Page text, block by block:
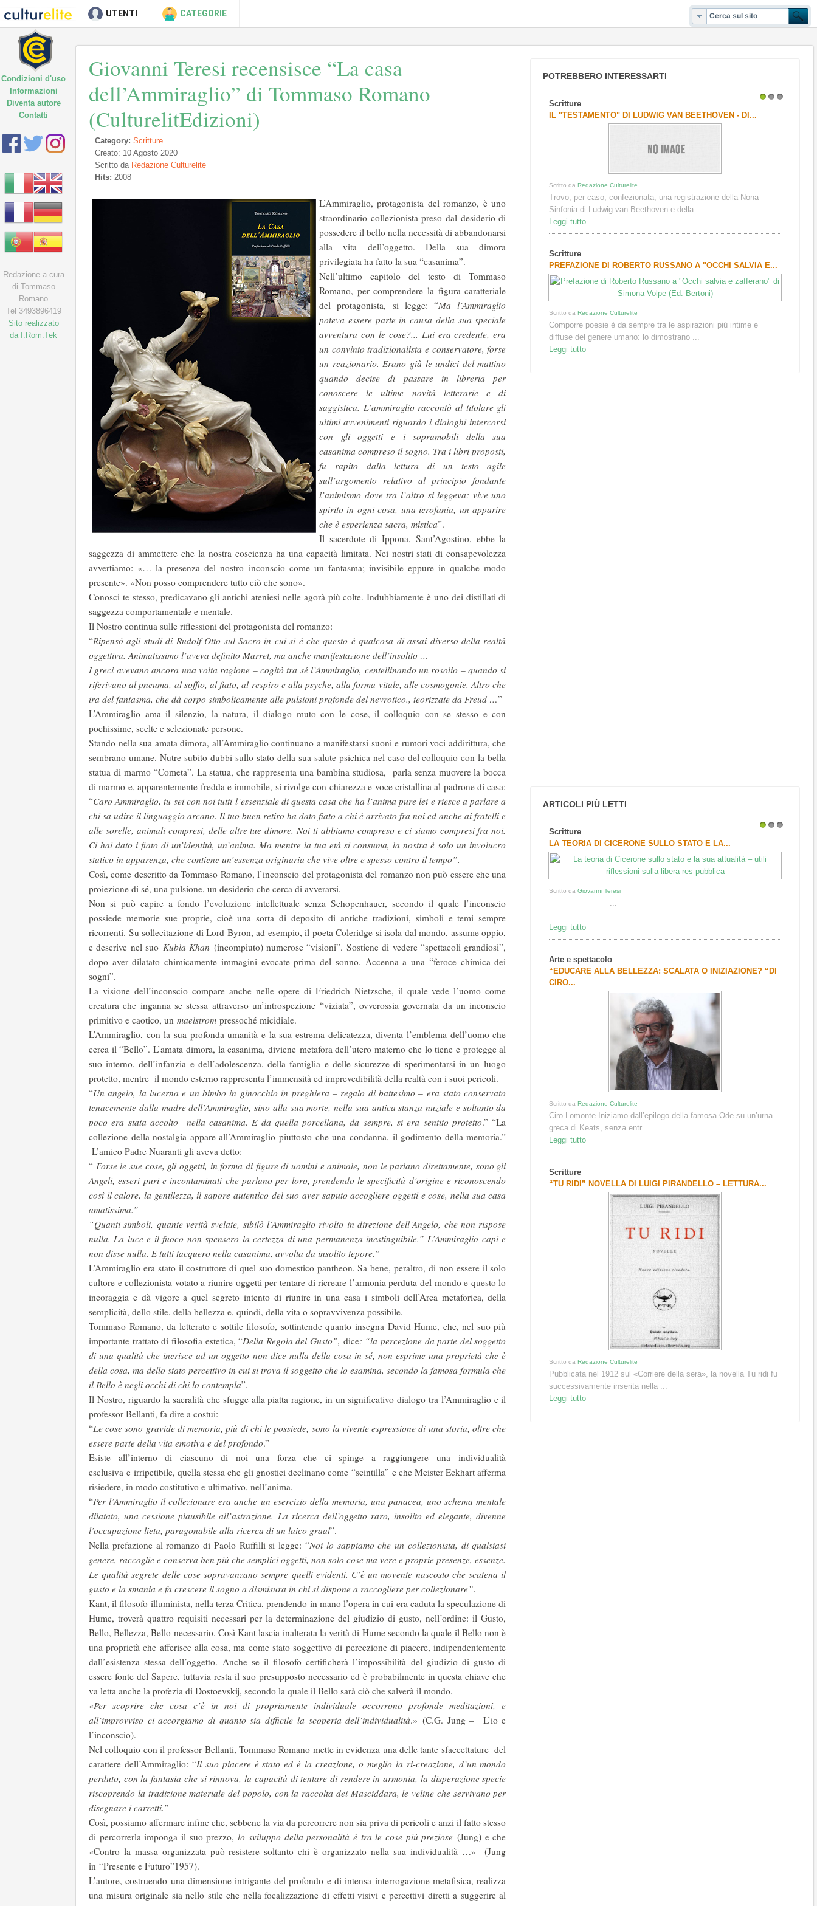
UTENTI CATEGORIE
Giovanni Teresi recensisce “La casa
dell’Ammiraglio” di Tommaso Romano
(CulturelitEdizioni)
Category: Scritture
Creato: 10 Agosto 2020
Scritto da Redazione Culturelite
Hits: 2008
L’Ammiraglio, protagonista del romanzo, è uno
straordinario collezionista preso dal desiderio di
possedere il bello nella necessità di abbandonarsi
alla vita dell’oggetto. Della sua dimora
privilegiata ha fatto la sua “casanima”.
Nell’ultimo capitolo del testo di Tommaso
Romano, per comprendere la figura caratteriale
del protagonista, si legge: “Ma l’Ammiraglio
poteva essere parte in causa della sua speciale
avventura con le cose?... Lui era credente, era
un convinto tradizionalista e conservatore, forse
un reazionario. Erano già le undici del mattino
quando decise di passare in libreria per
conoscere le ultime novità letterarie e di
saggistica. L’ammiraglio raccontò al titolare gli
ultimi avvenimenti riguardo i dialoghi intercorsi
con gli oggetti e i sopramobili della sua
casanima compreso il sogno. Tra i libri proposti,
fu rapito dalla lettura di un testo agile
sull’argomento relativo al principio fondante
l’animismo dove tra l’altro si leggeva: vive uno
spirito in ogni cosa, una ierofania, un apparire
che è esperienza sacra, mistica”.
Il sacerdote di Ippona, Sant’Agostino, ebbe la
saggezza di ammettere che la nostra coscienza ha una capacità limitata. Nei nostri stati di consapevolezza
avvertiamo: «… la presenza del nostro inconscio come un fantasma; invisibile eppure in qualche modo
presente». «Non posso comprendere tutto ciò che sono».
Conosci te stesso, predicavano gli antichi ateniesi nelle agorà più colte. Indubbiamente è uno dei distillati di
saggezza comportamentale e mentale.
Il Nostro continua sulle riflessioni del protagonista del romanzo:
“Ripensò agli studi di Rudolf Otto sul Sacro in cui si è che questo è qualcosa di assai diverso della realtà
oggettiva. Animatissimo l’aveva definito Marret, ma anche manifestazione dell’insolito …
I greci avevano ancora una volta ragione – cogitò tra sé l’Ammiraglio, centellinando un rosolio – quando si
riferivano al pneuma, al soffio, al fiato, al respiro e alla psyche, alla forma vitale, alle cosmogonie. Altro che
ira del fantasma, che dà corpo simbolicamente alle pulsioni profonde del nevrotico., teorizzate da Freud …”
L’Ammiraglio ama il silenzio, la natura, il dialogo muto con le cose, il colloquio con se stesso e con
pochissime, scelte e selezionate persone.
Stando nella sua amata dimora, all’Ammiraglio continuano a manifestarsi suoni e rumori voci addirittura, che
sembrano umane. Nutre subito dubbi sullo stato della sua salute psichica nel caso del colloquio con la bella
statua di marmo “Cometa”. La statua, che rappresenta una bambina studiosa, parla senza muovere la bocca
di marmo e, apparentemente fredda e immobile, si rivolge con chiarezza e voce cristallina al padrone di casa:
“Caro Ammiraglio, tu sei con noi tutti l’essenziale di questa casa che ha l’anima pure lei e riesce a parlare a
chi sa udire il linguaggio arcano. Il tuo buen retiro ha dato fiato a chi è arrivato fra noi ed anche ai fratelli e
alle sorelle, animali compresi, delle altre tue dimore. Noi ti abbiamo compreso e ci siamo compresi fra noi.
Ci hai dato i fiato di un’identità, un’anima. Ma mentre la tua età si consuma, la nostra è solo un involucro
statico in apparenza, che contiene un’essenza originaria che vive oltre e spesso contro il tempo”.
Così, come descritto da Tommaso Romano, l’inconscio del protagonista del romanzo non può essere che una
proiezione di sé, una pulsione, un desiderio che cerca di avverarsi.
Non si può capire a fondo l’evoluzione intellettuale senza Schopenhauer, secondo il quale l’inconscio
possiede memorie sue proprie, cioè una sorta di deposito di antiche tradizioni, simboli e temi sempre
ricorrenti. Su sollecitazione di Lord Byron, ad esempio, il poeta Coleridge si isola dal mondo, assume oppio,
e descrive nel suo Kubla Khan (incompiuto) numerose “visioni”. Sostiene di vedere “spettacoli grandiosi”,
dopo aver dilatato chimicamente immagini evocate prima del sonno. Accenna a una “feroce chimica dei
sogni”.
La visione dell’inconscio compare anche nelle opere di Friedrich Nietzsche, il quale vede l’uomo come
creatura che inganna se stessa attraverso un’introspezione “viziata”, ovverossia governata da un inconscio
primitivo e caotico, un maelstrom pressoché micidiale.
L’Ammiraglio, con la sua profonda umanità e la sua estrema delicatezza, diventa l’emblema dell’uomo che
cerca il “Bello”. L’amata dimora, la casanima, diviene metafora dell’utero materno che lo tiene e protegge al
suo interno, dell’infanzia e dell’adolescenza, della famiglia e delle sicurezze di sperimentarsi in un luogo
protetto, mentre il mondo esterno rappresenta l’immensità ed imprevedibilità della realtà con i suoi pericoli.
“Un angelo, la lucerna e un bimbo in ginocchio in preghiera – regalo di battesimo – era stato conservato
tenacemente dalla madre dell’Ammiraglio, sino alla sua morte, nella sua antica stanza nuziale e soltanto da
poco era stata accolto nella casanima. E da quella porcellana, da sempre, si era sentito protetto.” “La
collezione della nostalgia appare all’Ammiraglio piuttosto che una condanna, il godimento della memoria.”
L’amico Padre Nuaranti gli aveva detto:
“ Forse le sue cose, gli oggetti, in forma di figure di uomini e animale, non le parlano direttamente, sono gli
Angeli, esseri puri e incontaminati che parlano per loro, prendendo le specificità d’origine e riconoscendo
così il calore, la gentilezza, il sapore autentico del suo aver saputo accogliere oggetti e cose, nella sua casa
amatissima.”
“Quanti simboli, quante verità svelate, sibilò l’Ammiraglio rivolto in direzione dell’Angelo, che non rispose
nulla. La luce e il fuoco non spensero la certezza di una permanenza inestinguibile.” L’Ammiraglio capì e
non disse nulla. E tutti tacquero nella casanima, avvolta da insolito tepore.”
L’Ammiraglio era stato il costruttore di quel suo domestico pantheon. Sa bene, peraltro, di non essere il solo
cultore e collezionista votato a riunire oggetti per tentare di ricreare l’armonia perduta del mondo e questo lo
incoraggia e dà vigore a quel segreto intento di riunire in una casa i simboli dell’Arca metaforica, della
semplicità, dello stile, della bellezza e, quindi, della vita o sopravvivenza possibile.
Tommaso Romano, da letterato e sottile filosofo, sottintende quanto insegna David Hume, che, nel suo più
importante trattato di filosofia estetica, “Della Regola del Gusto”, dice: “la percezione da parte del soggetto
di una qualità che inerisce ad un oggetto non dice nulla della cosa in sé, non esprime una proprietà che è
della cosa, ma dello stato percettivo in cui si trova il soggetto che lo esamina, secondo la famosa formula che
il Bello è negli occhi di chi lo contempla”.
Il Nostro, riguardo la sacralità che sfugge alla piatta ragione, in un significativo dialogo tra l’Ammiraglio e il
professor Bellanti, fa dire a costui:
“Le cose sono gravide di memoria, più di chi le possiede, sono la vivente espressione di una storia, oltre che
essere parte della vita emotiva e del profondo.”
Esiste all’interno di ciascuno di noi una forza che ci spinge a raggiungere una individualità
esclusiva e irripetibile, quella stessa che gli gnostici declinano come “scintilla” e che Meister Eckhart afferma
risiedere, in modo costitutivo e ultimativo, nell’anima.
“Per l’Ammiraglio il collezionare era anche un esercizio della memoria, una panacea, uno schema mentale
dilatato, una cessione plausibile all’astrazione. La ricerca dell’oggetto raro, insolito ed elegante, divenne
l’occupazione lieta, paragonabile alla ricerca di un laico graal”.
Nella prefazione al romanzo di Paolo Ruffilli si legge: “Noi lo sappiamo che un collezionista, di qualsiasi
genere, raccoglie e conserva ben più che semplici oggetti, non solo cose ma vere e proprie presenze, essenze.
Le qualità segrete delle cose sopravanzano sempre quelli evidenti. C’è un movente nascosto che scatena il
gusto e la smania e fa crescere il sogno a dismisura in chi si dispone a raccogliere per collezionare”.
Kant, il filosofo illuminista, nella terza Critica, prendendo in mano l’opera in cui era caduta la speculazione di
Hume, troverà quattro requisiti necessari per la determinazione del giudizio di gusto, nell’ordine: il Gusto,
Bello, Bellezza, Bello necessario. Così Kant lascia inalterata la verità di Hume secondo la quale il Bello non è
una proprietà che afferisce alla cosa, ma come stato soggettivo di percezione di piacere, indipendentemente
dall’esistenza stessa dell’oggetto. Anche se il filosofo certificherà l’impossibilità del giudizio di gusto di
essere fonte del Sapere, tuttavia resta il suo presupposto necessario ed è probabilmente in questa chiave che
va letta anche la profezia di Dostoevskij, secondo la quale il Bello sarà ciò che salverà il mondo.
«Per scoprire che cosa c’è in noi di propriamente individuale occorrono profonde meditazioni, e
all’improvviso ci accorgiamo di quanto sia difficile la scoperta dell’individualità.» (C.G. Jung – L’io e
l’inconscio).
Nel colloquio con il professor Bellanti, Tommaso Romano mette in evidenza una delle tante sfaccettature del
carattere dell’Ammiraglio: “Il suo piacere è stato ed è la creazione, o meglio la ri-creazione, d’un mondo
perduto, con la fantasia che si rinnova, la capacità di tentare di rendere in armonia, la disperazione specie
riscoprendo la tradizione materiale del popolo, con la raccolta dei Masciddara, le veline che servivano per
disegnare i carretti.”
Così, possiamo affermare infine che, sebbene la via da percorrere non sia priva di pericoli e anzi il fatto stesso
di percorrerla imponga il suo prezzo,lo sviluppo della personalità è tra le cose più preziose(Jung) e che
«Contro la massa organizzata può resistere soltanto chi è organizzato nella sua individualità …» (Jung
in “Presente e Futuro”1957).
L’autore, costruendo una dimensione intrigante del profondo e di intensa interrogazione metafisica, realizza
una misura originale sia nello stile che nella focalizzazione di effetti visivi e percettivi diretti a suggerire al
POTREBBERO INTERESSARTI
Scritture
IL "TESTAMENTO" DI LUDWIG VAN BEETHOVEN - DI...
Scritto daRedazione Culturelite
Trovo, per caso, confezionata, una registrazione della Nona
Sinfonia di Ludwig van Beethoven e della...
Leggi tutto
Scritture
PREFAZIONE DI ROBERTO RUSSANO A "OCCHI SALVIA E...
Scritto daRedazione Culturelite
Comporre poesie è da sempre tra le aspirazioni più intime e
diffuse del genere umano: lo dimostrano ...
Leggi tutto
ARTICOLI PIÙ LETTI
Scritture
LA TEORIA DI CICERONE SULLO STATO E LA...
Scritto daGiovanni Teresi
...
Leggi tutto
Arte e spettacolo
“EDUCARE ALLA BELLEZZA: SCALATA O INIZIAZIONE? “DI
CIRO...
Scritto daRedazione Culturelite
Ciro Lomonte Iniziamo dall’epilogo della famosa Ode su un’urna
greca di Keats, senza entr...
Leggi tutto
Scritture
“TU RIDI” NOVELLA DI LUIGI PIRANDELLO – LETTURA...
Scritto daRedazione Culturelite
Pubblicata nel 1912 sul «Corriere della sera», la novella Tu ridi fu
successivamente inserita nella ...
Leggi tutto
Condizioni d'uso
Informazioni
Diventa autore
Contatti
Redazione a cura
di Tommaso
Romano
Tel 3493896419
Sito realizzato
da I.Rom.Tek